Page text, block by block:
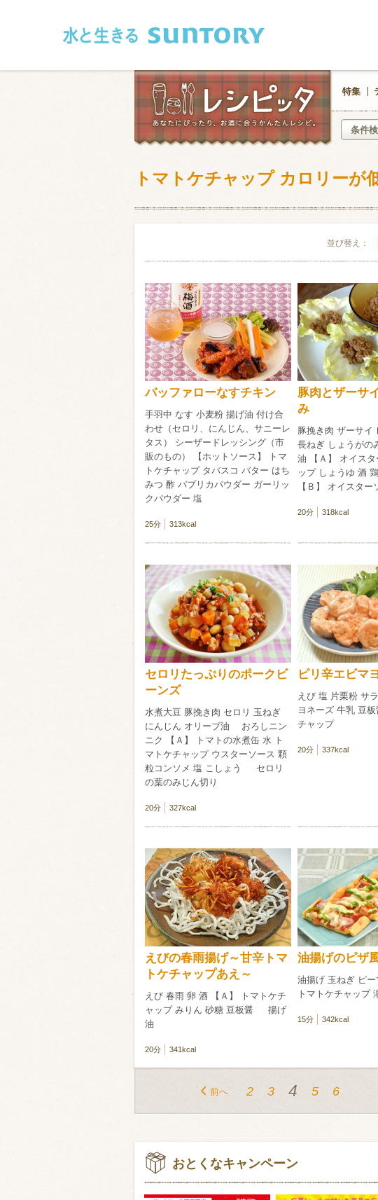
特集
条件
和食 洋食
フレンチ アジア・エスニック
肉 魚介類
卵・乳製品 豆腐・豆類
お米・麺
類・穀物
その他
ビール ハイボール（ウイスキー）
赤ワイン 白ワイン
トマトケチャップ カロリーが
並び替え：
バッファローなすチキン
手羽中 なす 小麦粉 揚げ油 付け合
わせ（セロリ、にんじん、サニーレ
タス） シーザードレッシング（市
販のもの） 【ホットソース】 トマ
トケチャップ タバスコ バター はち
みつ 酢 パプリカパウダー ガーリッ
クパウダー 塩
25分 313kcal
豚肉とザーサ
み
豚挽き肉 ザーサイ
長ねぎ しょうがの
油 【Ａ】 オイス
ップ しょうゆ 酒
【Ｂ】 オイスタ
20分 318kcal
セロリたっぷりのポークビ
ーンズ
水煮大豆 豚挽き肉 セロリ 玉ねぎ
にんじん オリーブ油 おろしニン
ニク 【Ａ】 トマトの水煮缶 水 ト
マトケチャップ ウスターソース 顆
粒コンソメ 塩 こしょう セロリ
の葉のみじん切り
20分 327kcal
ピリ辛エビマ
えび 塩 片栗粉 サ
ヨネーズ 牛乳 豆
チャップ
20分 337kcal
えびの春雨揚げ～甘辛トマ
トケチャップあえ～
えび 春雨 卵 酒 【Ａ】 トマトケチ
ャップ みりん 砂糖 豆板醤 揚げ
油
20分 341kcal
油揚げのピザ
油揚げ 玉ねぎ ピ
トマトケチャップ
15分 342kcal
前へ 2 3 4 5 6
おとくなキャンペーン